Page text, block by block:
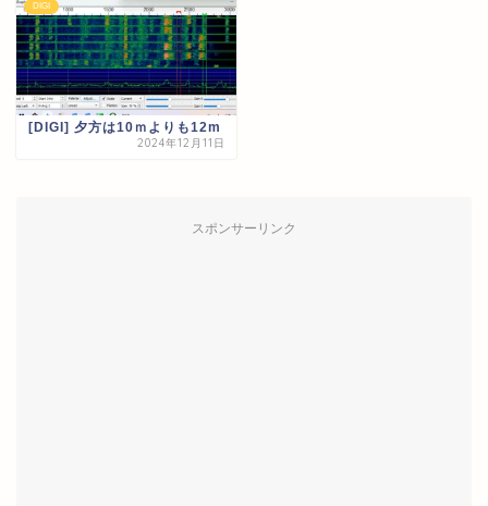
DIGI
[DIGI] 夕方は10ｍよりも12m
2024年12月11日
スポンサーリンク